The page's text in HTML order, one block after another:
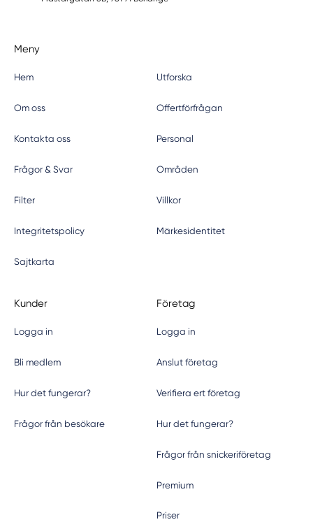
Meny
Hem Utforska
Om oss Offertförfrågan
Kontakta oss Personal
Frågor & Svar Områden
Filter Villkor
Integritetspolicy Märkesidentitet
Sajtkarta
Kunder
Logga in
Bli medlem
Hur det fungerar?
Frågor från besökare
Företag
Logga in
Anslut företag
Verifiera ert företag
Hur det fungerar?
Frågor från snickeriföretag
Premium
Priser